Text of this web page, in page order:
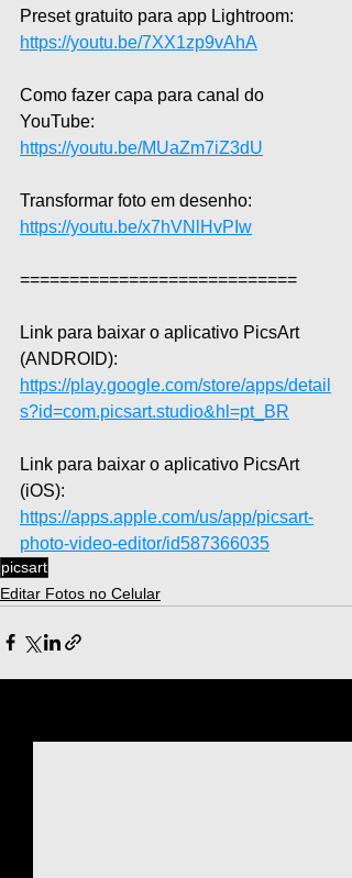
Preset gratuito para app Lightroom:
https://youtu.be/7XX1zp9vAhA
Como fazer capa para canal do
YouTube:
https://youtu.be/MUaZm7iZ3dU
Transformar foto em desenho:
https://youtu.be/x7hVNlHvPIw
============================
Link para baixar o aplicativo PicsArt
(ANDROID):
https://play.google.com/store/apps/detail
s?id=com.picsart.studio&hl=pt_BR
Link para baixar o aplicativo PicsArt
(iOS):
https://apps.apple.com/us/app/picsart-
photo-video-editor/id587366035
picsart
Editar Fotos no Celular